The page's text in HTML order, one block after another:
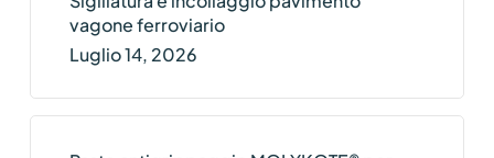
vagone ferroviario
Luglio 14, 2026